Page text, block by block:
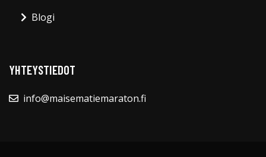
Blogi
YHTEYSTIEDOT
info@maisematiemaraton.fi